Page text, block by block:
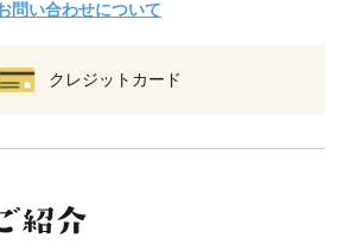
問い合わせについて
クレジットカード